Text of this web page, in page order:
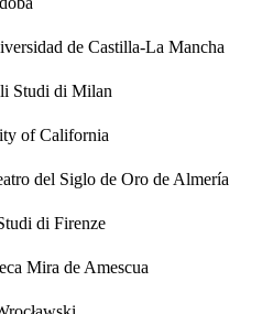
de Castilla-La Mancha
Studi di Milan
of California
del Siglo de Oro de Almería
di Firenze
Mira de Amescua